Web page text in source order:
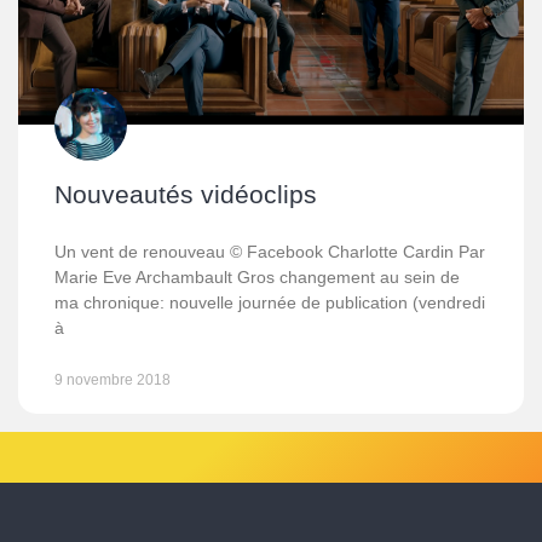
Nouveautés vidéoclips
Un vent de renouveau © Facebook Charlotte Cardin Par
Marie Eve Archambault Gros changement au sein de
ma chronique: nouvelle journée de publication (vendredi
à
9 novembre 2018